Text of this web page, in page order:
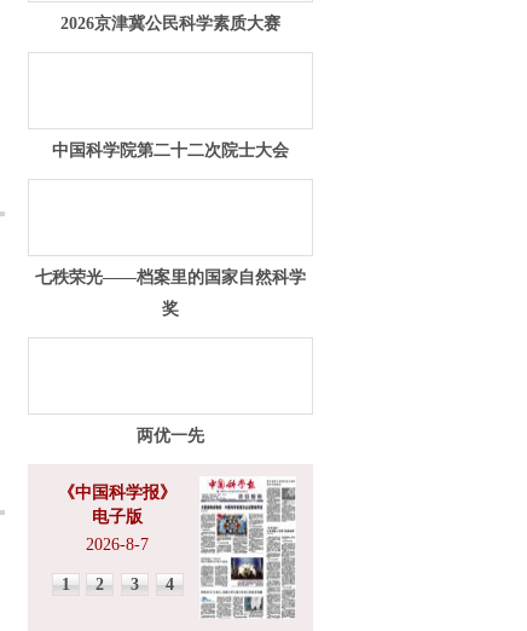
2026京津冀公民科学素质大赛
中国科学院第二十二次院士大会
七秩荣光——档案里的国家自然科学
奖
两优一先
《中国科学报》
电子版
2026-8-7
1 2 3 4